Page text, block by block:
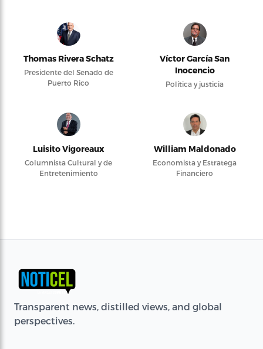
Thomas Rivera Schatz
Presidente del Senado de
Puerto Rico
Víctor García San
Inocencio
Política y justicia
Luisito Vigoreaux
Columnista Cultural y de
Entretenimiento
William Maldonado
Economista y Estratega
Financiero
Transparent news, distilled views, and global
perspectives.